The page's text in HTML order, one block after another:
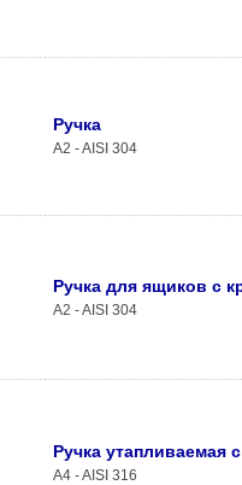
Ручка
A2 - AISI 304
Ручка для ящиков с
A2 - AISI 304
Ручка утапливаемая
A4 - AISI 316